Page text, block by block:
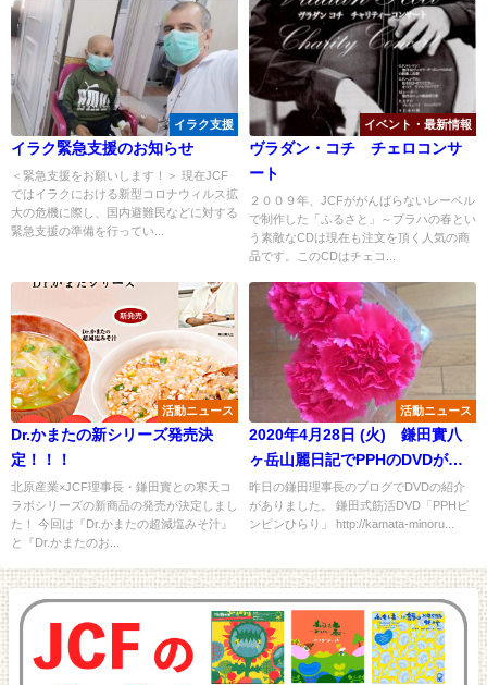
イラク支援
イラク緊急支援のお知らせ
＜緊急支援をお願いします！＞ 現在JCF
ではイラクにおける新型コロナウィルス拡
大の危機に際し、国内避難民などに対する
緊急支援の準備を行ってい...
イベント・最新情報
ヴラダン・コチ チェロコンサ
ート
２００９年、JCFががんばらないレーベル
で制作した「ふるさと」～プラハの春とい
う素敵なCDは現在も注文を頂く人気の商
品です。このCDはチェコ...
活動ニュース
Dr.かまたの新シリーズ発売決
定！！！
北原産業×JCF理事長・鎌田實との寒天コ
ラボシリーズの新商品の発売が決定しまし
た！ 今回は『Dr.かまたの超減塩みそ汁』
と『Dr.かまたのお...
活動ニュース
2020年4月28日 (火) 鎌田實八
ヶ岳山麗日記でPPHのDVDが紹
介されました！
昨日の鎌田理事長のブログでDVDの紹介
がありました。 鎌田式筋活DVD「PPHピ
ンピンひらり」 http://kamata-minoru...